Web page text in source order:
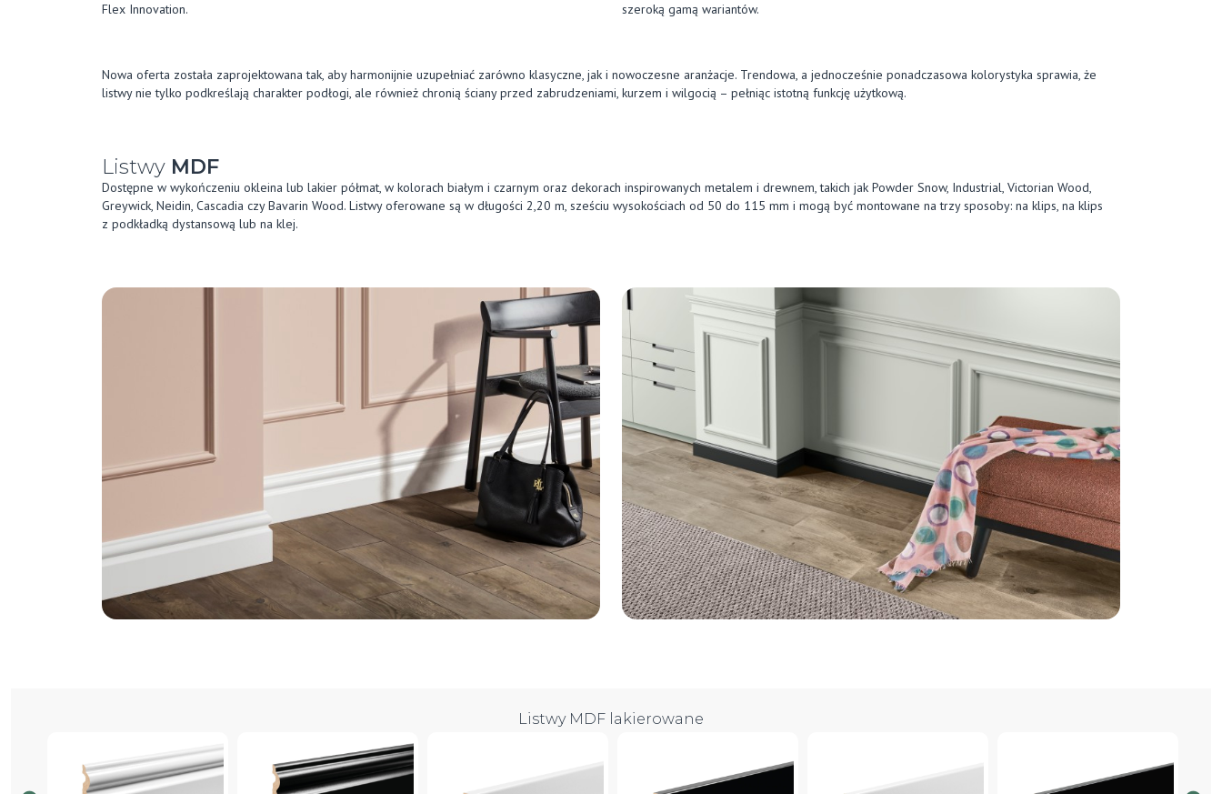
Flex Innovation.
szeroką gamą wariantów.
Nowa oferta została zaprojektowana tak, aby harmonijnie uzupełniać zarówno klasyczne, jak i nowoczesne aranżacje. Trendowa, a jednocześnie ponadczasowa kolorystyka sprawia, że
listwy nie tylko podkreślają charakter podłogi, ale również chronią ściany przed zabrudzeniami, kurzem i wilgocią – pełniąc istotną funkcję użytkową.
Listwy MDF
Dostępne w wykończeniu okleina lub lakier półmat, w kolorach białym i czarnym oraz dekorach inspirowanych metalem i drewnem, takich jak Powder Snow, Industrial, Victorian Wood,
Greywick, Neidin, Cascadia czy Bavarin Wood. Listwy oferowane są w długości 2,20 m, sześciu wysokościach od 50 do 115 mm i mogą być montowane na trzy sposoby: na klips, na klips
z podkładką dystansową lub na klej.
Listwy MDF lakierowane